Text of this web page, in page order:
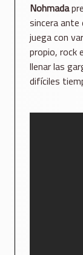
Nohmada
sincera ante
juega con
propio, rock
llenar las
difíciles